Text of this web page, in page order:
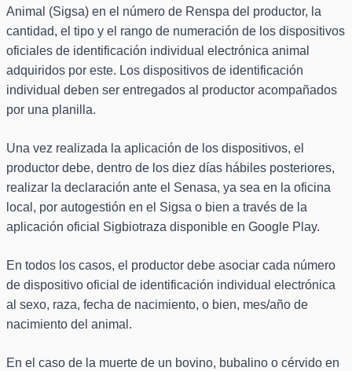
Animal (Sigsa) en el número de Renspa del productor, la
cantidad, el tipo y el rango de numeración de los dispositivos
oficiales de identificación individual electrónica animal
adquiridos por este. Los dispositivos de identificación
individual deben ser entregados al productor acompañados
por una planilla.
Una vez realizada la aplicación de los dispositivos, el
productor debe, dentro de los diez días hábiles posteriores,
realizar la declaración ante el Senasa, ya sea en la oficina
local, por autogestión en el Sigsa o bien a través de la
aplicación oficial Sigbiotraza disponible en Google Play.
En todos los casos, el productor debe asociar cada número
de dispositivo oficial de identificación individual electrónica
al sexo, raza, fecha de nacimiento, o bien, mes/año de
nacimiento del animal.
En el caso de la muerte de un bovino, bubalino o cérvido en